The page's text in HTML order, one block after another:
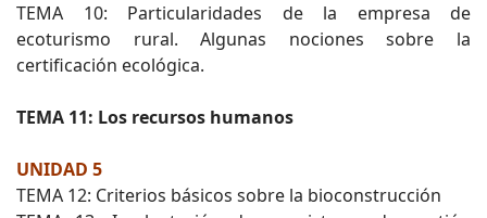
TEMA 10: Particularidades de la empresa de
ecoturismo rural. Algunas nociones sobre la
certificación ecológica.
TEMA 11: Los recursos humanos
UNIDAD 5
TEMA 12: Criterios básicos sobre la bioconstrucción